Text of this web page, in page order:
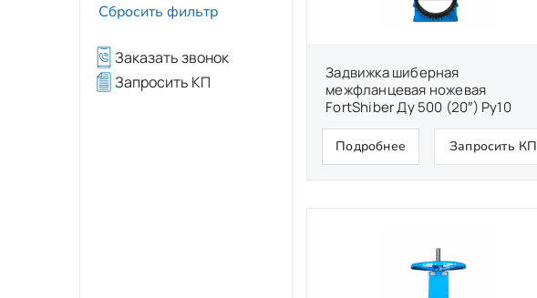
Сбросить фильтр
Заказать звонок
Запросить КП
Задвижка шиберная
межфланцевая ножевая
FortShiber Ду 500 (20″) Ру10
Подробнее Запросить КП